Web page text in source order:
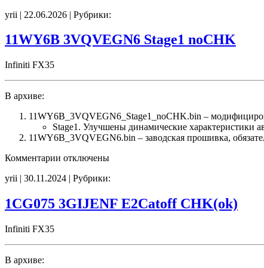
13V66A
Stage1
E2Catoff
yrii | 22.06.2026 | Рубрики:
11WY6B 3VQVEGN6 Stage1 noCHK
Infiniti FX35
В архиве:
11WY6B_3VQVEGN6_Stage1_noCHK.bin –
Stage1. Улучшены динамические характеристики
11WY6B_3VQVEGN6.bin – заводская прошивка,
Комментарии к
11WY6B
Stage1
noCHK
отключены
yrii | 30.11.2024 | Рубрики:
1CG075 3GIJENF E2Catoff CHK(ok)
Infiniti FX35
В архиве: